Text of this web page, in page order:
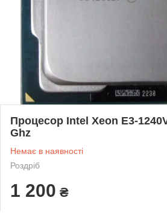
Процесор Intel Xeon E3-
Ghz
Немає в наявності
Роздріб
1 200 ₴